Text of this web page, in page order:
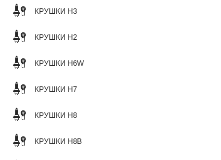
КРУШКИ H3
КРУШКИ H2
КРУШКИ H6W
КРУШКИ H7
КРУШКИ H8
КРУШКИ H8B